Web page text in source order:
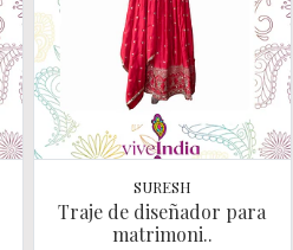
SURESH
Traje de diseñador para
matrimoni..